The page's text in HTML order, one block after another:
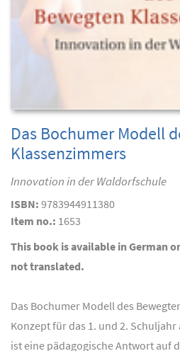
Das Bochumer Modell
Klassenzimmers
Innovation in der Waldorfschule
ISBN: 9783944911380
Item no.: 1653
This book is available in German
not translated.
Das Bochumer Modell des
Konzept für das 1. und 2.
ist eine pädagogische Antwort auf